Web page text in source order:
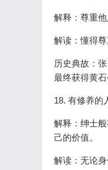
解释：尊重
解读：懂得
历史典故：
最终获得黄
18. 有修养的
解释：绅士
己的价值。
解读：无论